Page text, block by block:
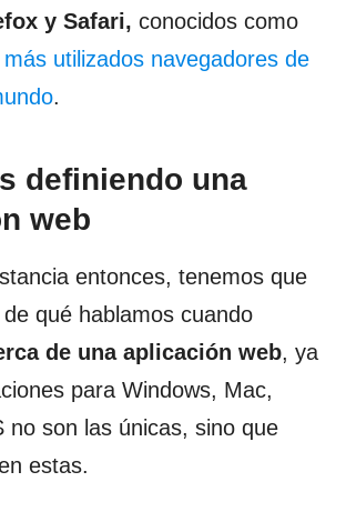
y Safari, conocidos como
utilizados navegadores de
.
definiendo una
web
entonces, tenemos que
qué hablamos cuando
de una aplicación web, ya
para Windows, Mac,
no son las únicas, sino que
estas.